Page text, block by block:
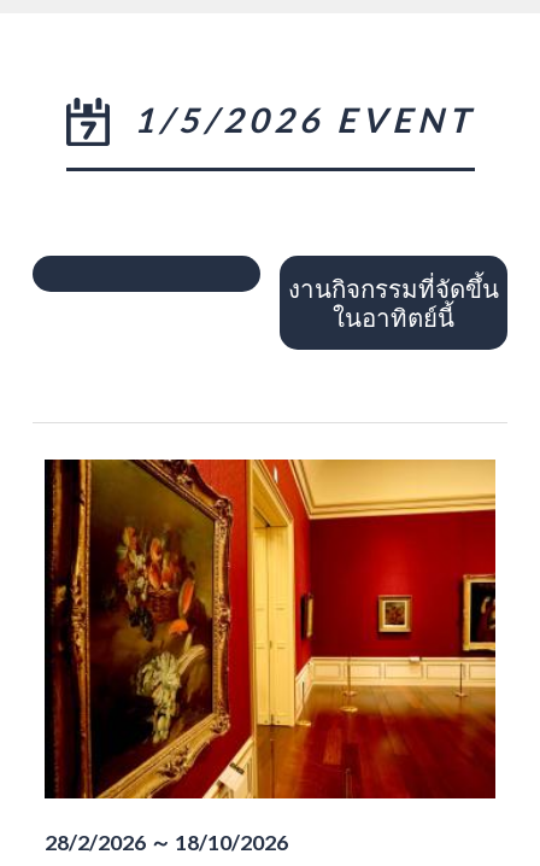
1/5/2026 EVENT
งานกิจกรรมที่จัดขึ้น
ในอาทิตย์นี้
28/2/2026 ～ 18/10/2026